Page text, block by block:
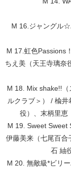
M 16.ジャングル☆
M 17.虹色Passions
ちえ美（天王寺璃奈
M 18. Mix shake!!（
ルクラブ＞） / 楡
役）、末柄里恵
M 19. Sweet Sweet
伊藤美来（七尾百合
石 紬
M 20. 無敵級*ビリ